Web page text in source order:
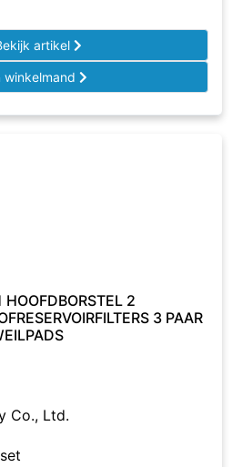
artikel
winkelmand
2
3 PAAR
Co., Ltd.